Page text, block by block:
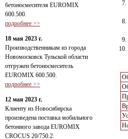
бетоносмесителя EUROMIX
600.500.
подробнее >>
18 мая 2023 г.
Производственникам из города
Новомосковск Тульской области
отгружен бетоносмеситель
EUROMIX 600.500.
подробнее >>
12 мая 2023 г.
Клиенту из Новосибирска
произведена поставка мобильного
бетонного завода EUROMIX
CROCUS 20/750.2.